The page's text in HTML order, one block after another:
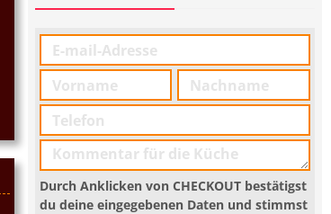
Durch Anklicken von CHECKOUT bestätigst
du deine eingegebenen Daten und stimmst